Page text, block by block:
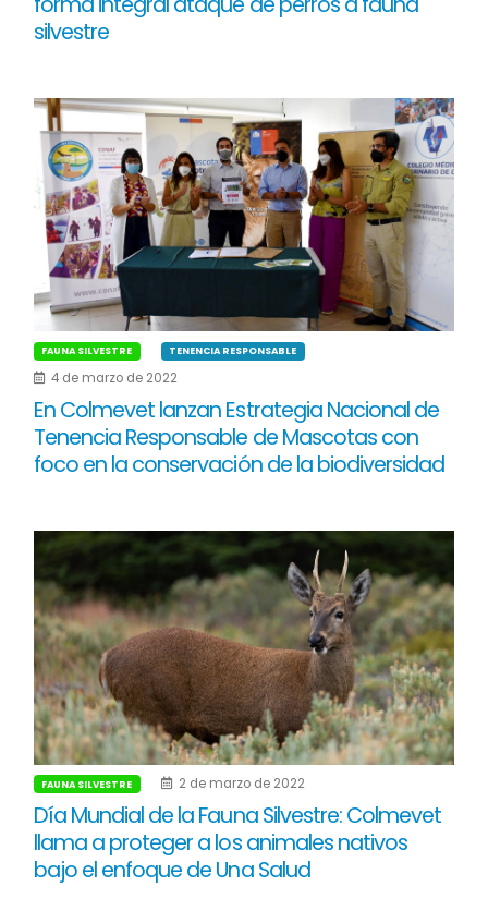
silvestre
FAUNA SILVESTRE TENENCIA RESPONSABLE
4 de marzo de 2022
En Colmevet lanzan Estrategia Nacional de
Tenencia Responsable de Mascotas con
foco en la conservación de la biodiversidad
FAUNA SILVESTRE 2 de marzo de 2022
Día Mundial de la Fauna Silvestre: Colmevet
llama a proteger a los animales nativos
bajo el enfoque de Una Salud